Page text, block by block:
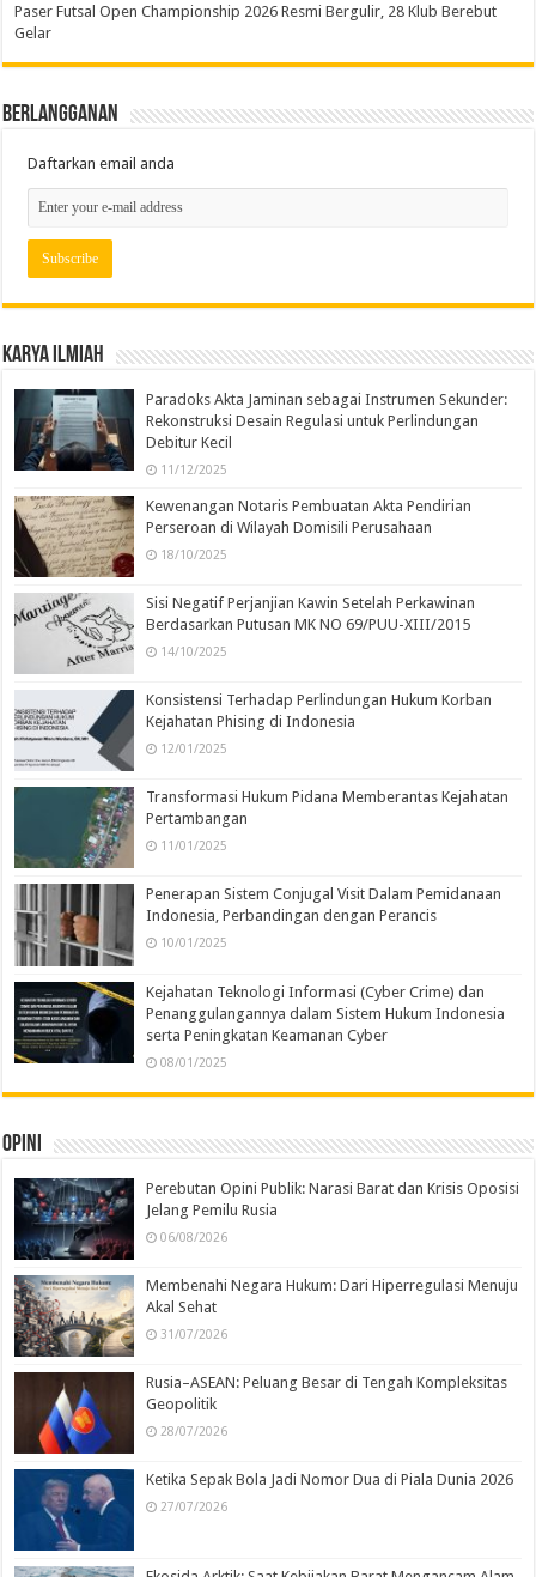
Paser Futsal Open Championship 2026 Resmi Bergulir, 28 Klub Berebut
Gelar
Berlangganan
Daftarkan email anda
Karya Ilmiah
Paradoks Akta Jaminan sebagai Instrumen Sekunder:
Rekonstruksi Desain Regulasi untuk Perlindungan
Debitur Kecil
11/12/2025
Kewenangan Notaris Pembuatan Akta Pendirian
Perseroan di Wilayah Domisili Perusahaan
18/10/2025
Sisi Negatif Perjanjian Kawin Setelah Perkawinan
Berdasarkan Putusan MK NO 69/PUU-XIII/2015
14/10/2025
Konsistensi Terhadap Perlindungan Hukum Korban
Kejahatan Phising di Indonesia
12/01/2025
Transformasi Hukum Pidana Memberantas Kejahatan
Pertambangan
11/01/2025
Penerapan Sistem Conjugal Visit Dalam Pemidanaan
Indonesia, Perbandingan dengan Perancis
10/01/2025
Kejahatan Teknologi Informasi (Cyber Crime) dan
Penanggulangannya dalam Sistem Hukum Indonesia
serta Peningkatan Keamanan Cyber
08/01/2025
Opini
Perebutan Opini Publik: Narasi Barat dan Krisis Oposisi
Jelang Pemilu Rusia
06/08/2026
Membenahi Negara Hukum: Dari Hiperregulasi Menuju
Akal Sehat
31/07/2026
Rusia–ASEAN: Peluang Besar di Tengah Kompleksitas
Geopolitik
28/07/2026
Ketika Sepak Bola Jadi Nomor Dua di Piala Dunia 2026
27/07/2026